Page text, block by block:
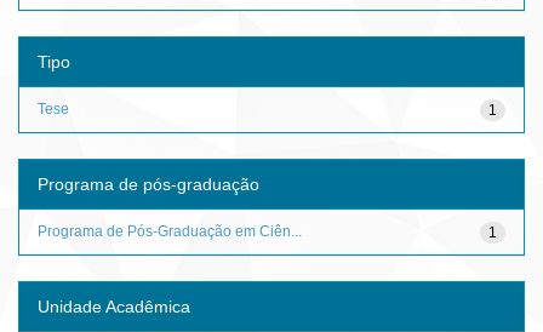
Tipo
1
Tese
Programa de pós-graduação
1
Programa de Pós-Graduação em Ciên...
Unidade Acadêmica